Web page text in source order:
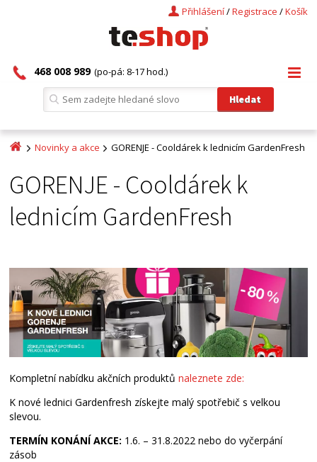
Košík
/
Registrace
/
Přihlášení
468 008 989 (po-pá: 8-17 hod.)
Novinky a akce GORENJE - Cooldárek k lednicím GardenFresh
GORENJE - Cooldárek k
lednicím GardenFresh
Kompletní nabídku akčních produktůnaleznete zde:
K nové lednici Gardenfresh získejte malý spotřebič s velkou
slevou.
TERMÍN KONÁNÍ AKCE: 1.6. – 31.8.2022 nebo do vyčerpání
zásob